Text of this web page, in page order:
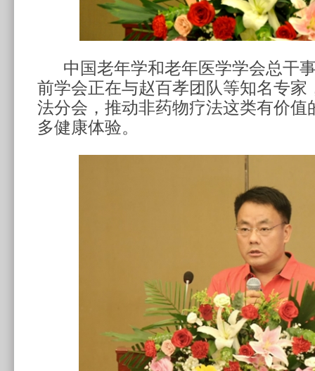
中国老年学和老年医学学会总干
前学会正在与赵百孝团队等知名专家
法分会，推动非药物疗法这类有价值
多健康体验。